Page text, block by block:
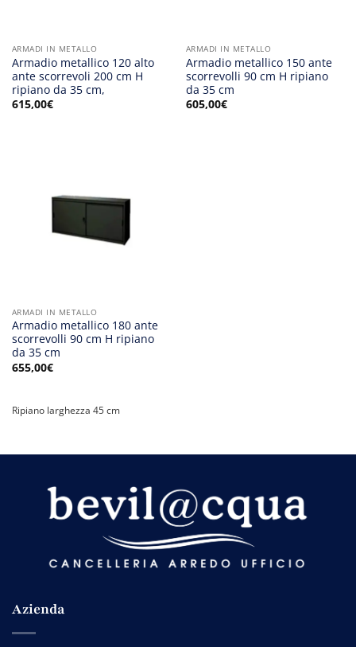
ARMADI IN METALLO
Armadio metallico 120 alto
ante scorrevoli 200 cm H
ripiano da 35 cm,
615,00€
ARMADI IN METALLO
Armadio metallico 150 ante
scorrevolli 90 cm H ripiano
da 35 cm
605,00€
ARMADI IN METALLO
Armadio metallico 180 ante
scorrevolli 90 cm H ripiano
da 35 cm
655,00€
Ripiano larghezza 45 cm
Azienda